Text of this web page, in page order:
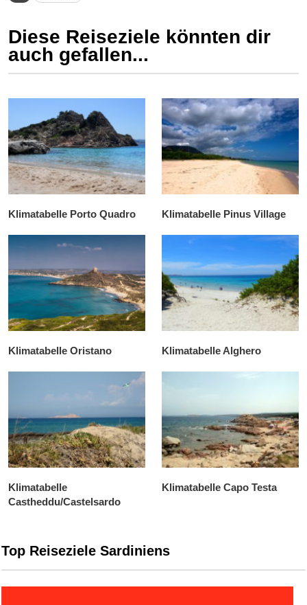
Diese Reiseziele könnten dir
auch gefallen...
Klimatabelle Porto Quadro Klimatabelle Pinus Village
Klimatabelle Oristano Klimatabelle Alghero
Klimatabelle
Castheddu/Castelsardo
Klimatabelle Capo Testa
Top Reiseziele Sardiniens